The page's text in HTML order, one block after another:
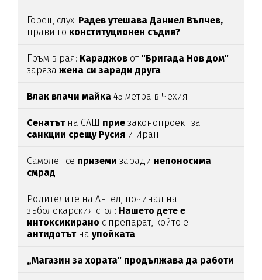
Горещ слух: Радев утешава Даниел Вълчев,
прави го конституционен съдия?
Гръм в рая: Караджов от "Бригада Нов дом"
зарязажена си заради друга
Влак влачи майка 45 метра в Чехия
Сенатътна САЩ прие законопроект за
санкции срещу Русия и Иран
Самолет се приземи заради непоносима
смрад
Родителите на Ангел, починал на
зъболекарския стол: Нашето дете е
интоксикирано с препарат, който е
антидотътнаупойката
„Магазин за хората" продължава да работи